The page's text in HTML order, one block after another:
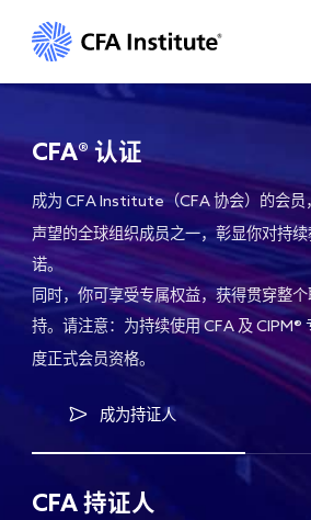
CFA®认证
成为 CFA Institute（CFA 协会）
的会员
声望的全球组织成员之一，彰显你对持
诺。
同时，你可享受专属权益，获得贯穿整
持。请注意：为持续使用CFA 及 CIPM®
度正式会员资格。
成为持证人
CFA 持证人